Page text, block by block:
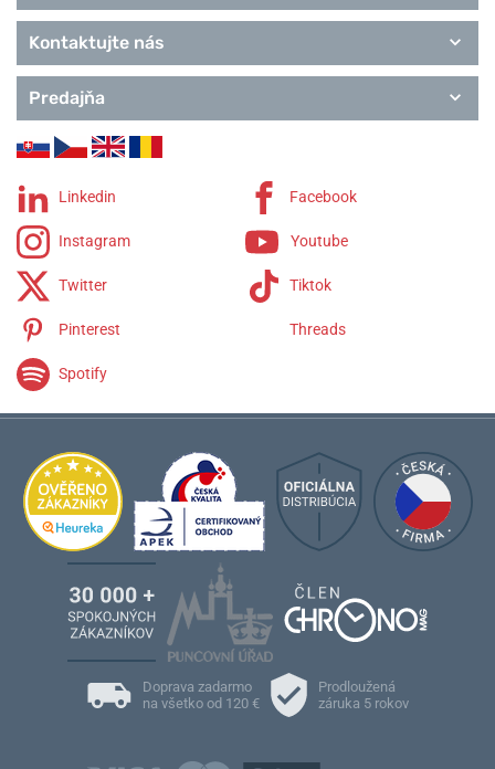
Kontaktujte nás
Predajňa
Linkedin Facebook
Instagram Youtube
Twitter Tiktok
Pinterest Threads
Spotify
Doprava zadarmo
na všetko od 120 €
Prodloužená
záruka 5 rokov